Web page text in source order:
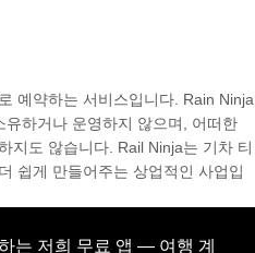
예약하는 서비스입니다. Rain Ninja
하거나 운영하지 않으며, 어떠한
지도 않습니다. Rail Ninja는 기차 티
쉽게 만들어주는 상업적인 사업입
는 저희 무료 앱 — 여행 계